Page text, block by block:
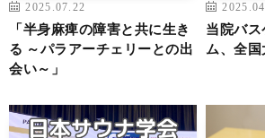
2025.07.22
「半身麻痺の障害と共に生き
る ～パラアーチェリーとの出
会い～」
当院バ
ム、全国